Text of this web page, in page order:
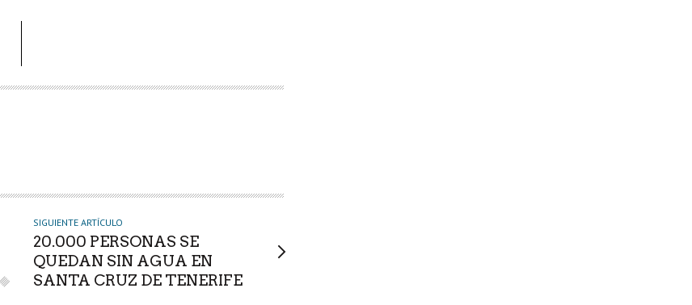
SIGUIENTE ARTÍCULO
20.000 PERSONAS SE
QUEDAN SIN AGUA EN
SANTA CRUZ DE TENERIFE